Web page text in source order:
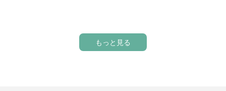
もっと見る